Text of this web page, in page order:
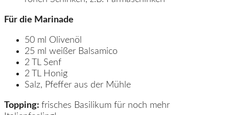
Für die Marinade
50 ml Olivenöl
25 ml weißer Balsamico
2 TL Senf
2 TL Honig
Salz, Pfeffer aus der Mühle
Topping: frisches Basilikum für noch mehr